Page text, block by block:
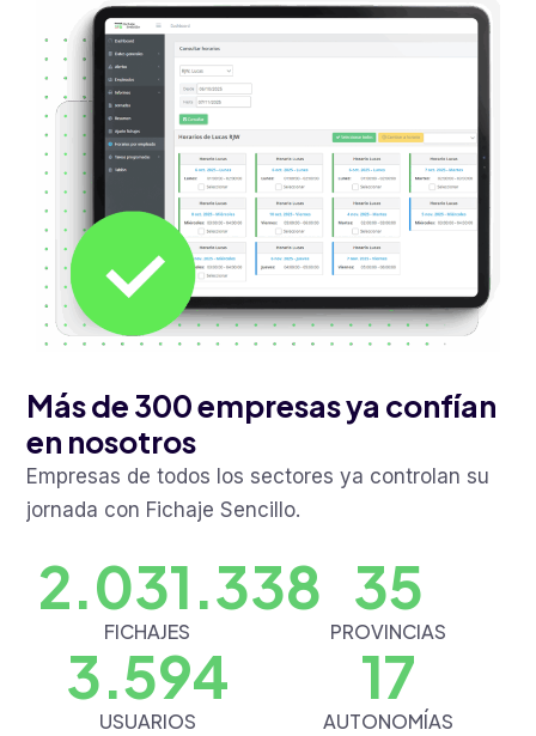
Más de 300 empresas ya confían
en nosotros
Empresas de todos los sectores ya controlan su
jornada con Fichaje Sencillo.
FICHAJES
2.031.338
USUARIOS
3.594
PROVINCIAS
35
AUTONOMÍAS
17